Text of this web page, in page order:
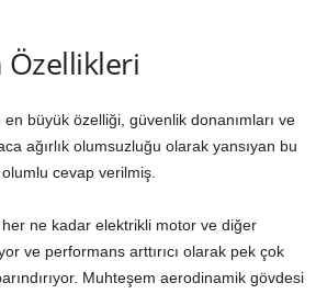
Özellikleri
büyük özelliği, güvenlik donanımları ve
ağırlık olumsuzluğu olarak yansıyan bu
cevap verilmiş.
her ne kadar elektrikli motor ve diğer
ve performans arttırıcı olarak pek çok
Muhteşem aerodinamik gövdesi